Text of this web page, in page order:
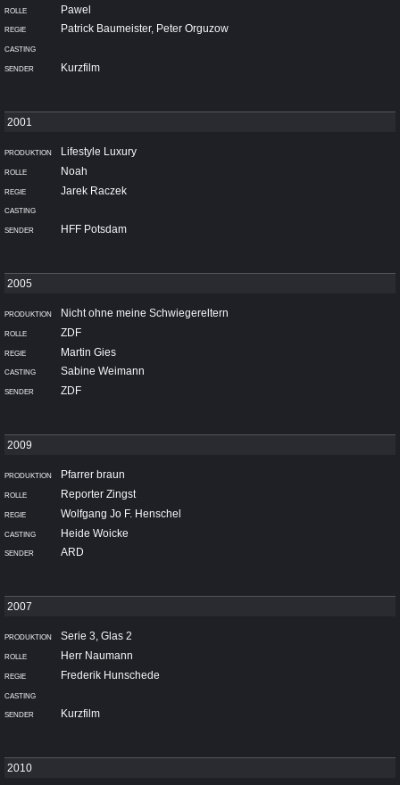
Pawel
Patrick Baumeister, Peter Orguzow
Kurzfilm
Lifestyle Luxury
Noah
Jarek Raczek
HFF Potsdam
Nicht ohne meine Schwiegereltern
ZDF
Martin Gies
Sabine Weimann
ZDF
Pfarrer braun
Reporter Zingst
Wolfgang Jo F. Henschel
Heide Woicke
ARD
Serie 3, Glas 2
Herr Naumann
Frederik Hunschede
Kurzfilm